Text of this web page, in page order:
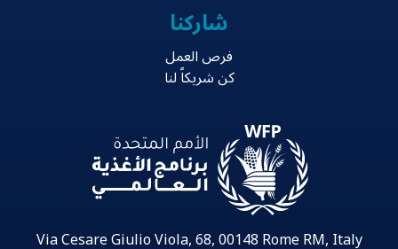
شاركنا
فرص العمل
كن شريكاً لنا
Via Cesare Giulio Viola, 68, 00148 Rome RM, Italy